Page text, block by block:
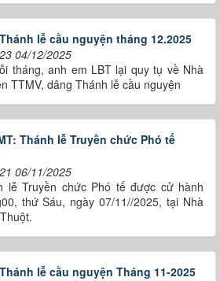
lễ cầu nguyện tháng 12.2025
04/12/2025
tháng, anh em LBT lại quy tụ về Nhà
TTMV, dâng Thánh lễ cầu nguyện
Thánh lễ Truyền chức Phó tế
06/11/2025
lễ Truyền chức Phó tế được cử hành
thứ Sáu, ngày 07/11//2025, tại Nhà
lễ cầu nguyện Tháng 11-2025